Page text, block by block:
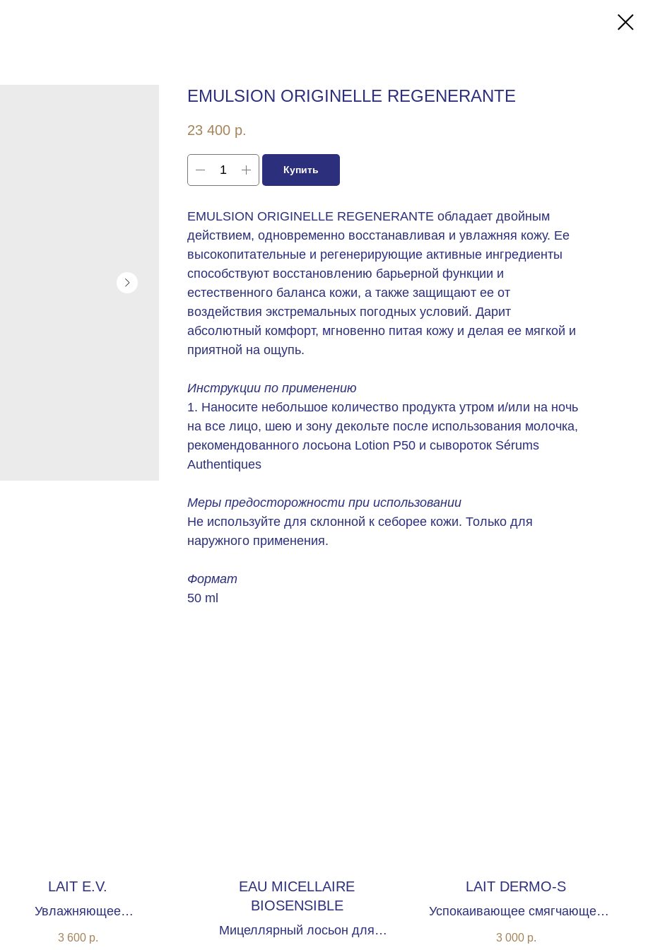
EMULSION ORIGINELLE REGENERANTE
23 400 р.
Купить
EMULSION ORIGINELLE REGENERANTE обладает двойным
действием, одновременно восстанавливая и увлажняя кожу. Ее
высокопитательные и регенерирующие активные ингредиенты
способствуют восстановлению барьерной функции и
естественного баланса кожи, а также защищают ее от
воздействия экстремальных погодных условий. Дарит
абсолютный комфорт, мгновенно питая кожу и делая ее мягкой и
приятной на ощупь.
Инструкции по применению
1. Наносите небольшое количество продукта утром и/или на ночь
на все лицо, шею и зону декольте после использования молочка,
рекомендованного лосьона Lotion P50 и сывороток Sérums
Authentiques
Меры предосторожности при использовании
Не используйте для склонной к себорее кожи. Только для
наружного применения.
Формат
50 ml
LAIT E.V.
Увлажняющее
липидовосстанавливающее
3 600 р.
EAU MICELLAIRE
BIOSENSIBLE
Мицеллярный лосьон для
LAIT DERMO-S
Успокаивающее смягчающее
очищающее молочко
3 000 р.